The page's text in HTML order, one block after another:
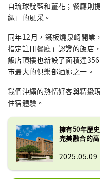
自琉球靛藍和薑花；餐廳則
繩」的風采。
同年12月，鐵板燒泉崎開業
指定註冊餐廳」認證的飯店
飯店頂樓也新設了面積達
市最大的俱樂部酒廊之一。
我們沖繩的熱情好客與精緻
住宿體驗。
擁有50年歷
完美融合的
2025.05.09